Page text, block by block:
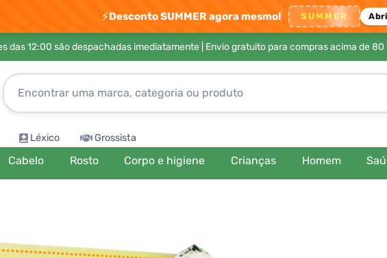
⚡Desconto SUMMER agora mesmo! SUMMER
das 12:00 são despachadas imediatamente | Envio gratuito para compras acima de 80
Léxico Grossista
Cabelo Rosto Corpo e higiene Crianças Homem